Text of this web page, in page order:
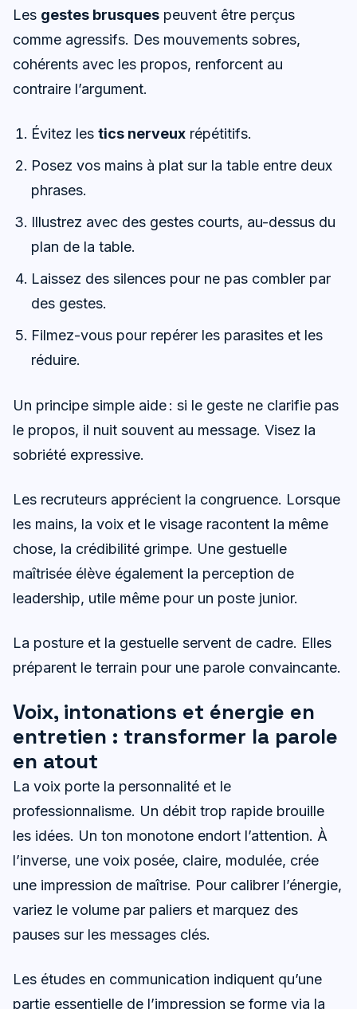
Les gestes brusques peuvent être perçus
comme agressifs. Des mouvements sobres,
cohérents avec les propos, renforcent au
contraire l’argument.
Évitez lestics nerveux répétitifs.
Posez vos mains à plat sur la table entre deux
phrases.
Illustrez avec des gestes courts, au-dessus du
plan de la table.
Laissez des silences pour ne pas combler par
des gestes.
Filmez-vous pour repérer les parasites et les
réduire.
Un principe simple aide : si le geste ne clarifie pas
le propos, il nuit souvent au message. Visez la
sobriété expressive.
Les recruteurs apprécient la congruence. Lorsque
les mains, la voix et le visage racontent la même
chose, la crédibilité grimpe. Une gestuelle
maîtrisée élève également la perception de
leadership, utile même pour un poste junior.
La posture et la gestuelle servent de cadre. Elles
préparent le terrain pour une parole convaincante.
Voix, intonations et énergie en
entretien : transformer la parole
en atout
La voix porte la personnalité et le
professionnalisme. Un débit trop rapide brouille
les idées. Un ton monotone endort l’attention. À
l’inverse, une voix posée, claire, modulée, crée
une impression de maîtrise. Pour calibrer l’énergie,
variez le volume par paliers et marquez des
pauses sur les messages clés.
Les études en communication indiquent qu’une
partie essentielle de l’impression se forme via la